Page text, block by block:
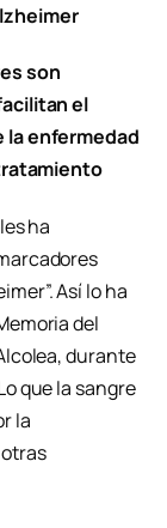
son
el
enfermedad
ha
Así lo ha
del
durante
que la sangre
la